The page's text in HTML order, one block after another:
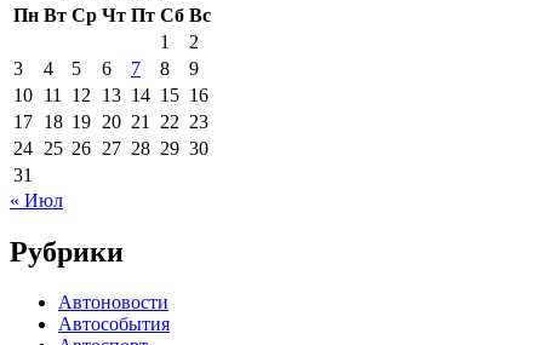
Пн Вт Ср Чт Пт Сб Вс
1
2
3
4 5 6 7 8
9
10 11 12 13 14 15 16
17 18 19 20 21 22 23
24 25 26 27 28 29 30
31
« Июл
Рубрики
Автоновости
Автособытия